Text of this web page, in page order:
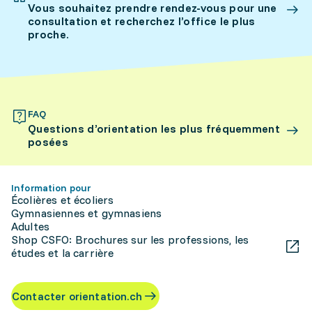
Vous souhaitez prendre rendez-vous pour une
consultation et recherchez l’office le plus
proche.
FAQ
Questions d’orientation les plus fréquemment
posées
Information pour
Écolières et écoliers
Gymnasiennes et gymnasiens
Adultes
Shop CSFO: Brochures sur les professions, les
études et la carrière
Contacter orientation.ch